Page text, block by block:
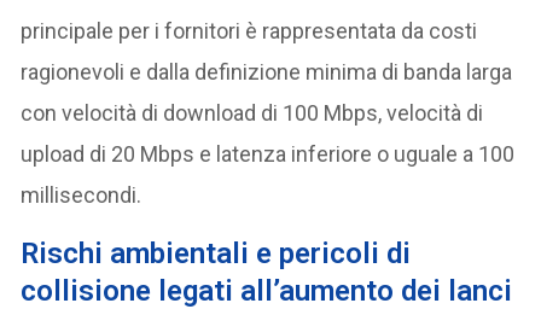
principale per i fornitori è rappresentata da costi
ragionevoli e dalla definizione minima di banda larga
con velocità di download di 100 Mbps, velocità di
upload di 20 Mbps e latenza inferiore o uguale a 100
millisecondi.
Rischi ambientali e pericoli di
collisione legati all’aumento dei lanci